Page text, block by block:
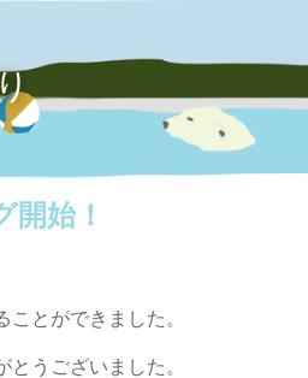
開始！
とができました。
とうございました。